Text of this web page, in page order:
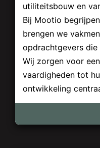
utiliteitsbouw en
Bij Mootio
brengen we
opdrachtgevers die
Wij zorgen voor
vaardigheden tot
ontwikkeling